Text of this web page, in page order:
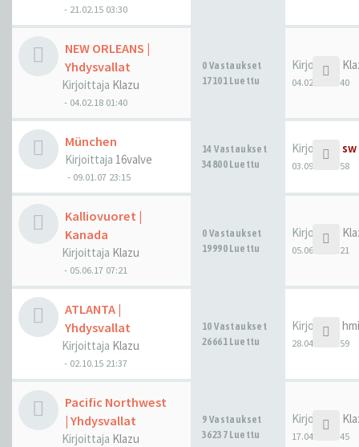
- 21.02.15 03:30
NEW ORLEANS |
Yhdysvallat
Kirjoittaja Klazu
- 04.02.18 01:40
0 Vastaukset
17101 Luettu
Kirjoittaja
04.02.18 01:40
München
Kirjoittaja 16valve
- 09.01.07 23:15
14 Vastaukset
34800 Luettu
Kirjoittaja sw
03.09.17 20:58
Kalliovuoret |
Kanada
Kirjoittaja Klazu
- 05.06.17 07:21
0 Vastaukset
19990 Luettu
Kirjoittaja
05.06.17 07:21
ATLANTA |
Yhdysvallat
Kirjoittaja Klazu
- 02.10.15 21:37
10 Vastaukset
26661 Luettu
Kirjoittaja
28.04.17 10:59
Pacific Northwest
| Yhdysvallat
Kirjoittaja Klazu
9 Vastaukset
36237 Luettu
Kirjoittaja
17.04.17 04:45